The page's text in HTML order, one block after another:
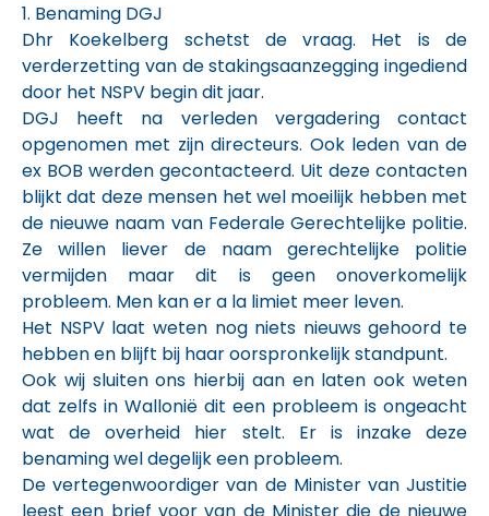
1. Benaming DGJ
Dhr Koekelberg schetst de vraag. Het is de
verderzetting van de stakingsaanzegging ingediend
door het NSPV begin dit jaar.
DGJ heeft na verleden vergadering contact
opgenomen met zijn directeurs. Ook leden van de
ex BOB werden gecontacteerd. Uit deze contacten
blijkt dat deze mensen het wel moeilijk hebben met
de nieuwe naam van Federale Gerechtelijke politie.
Ze willen liever de naam gerechtelijke politie
vermijden maar dit is geen onoverkomelijk
probleem. Men kan er a la limiet meer leven.
Het NSPV laat weten nog niets nieuws gehoord te
hebben en blijft bij haar oorspronkelijk standpunt.
Ook wij sluiten ons hierbij aan en laten ook weten
dat zelfs in Wallonië dit een probleem is ongeacht
wat de overheid hier stelt. Er is inzake deze
benaming wel degelijk een probleem.
De vertegenwoordiger van de Minister van Justitie